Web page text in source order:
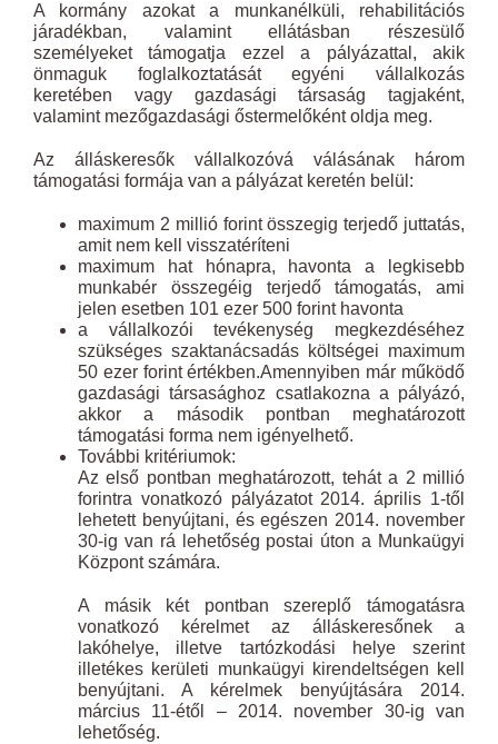
A kormány azokat a munkanélküli, rehabilitációs
járadékban, valamint ellátásban részesülő
személyeket támogatja ezzel a pályázattal, akik
önmaguk foglalkoztatását egyéni vállalkozás
keretében vagy gazdasági társaság tagjaként,
valamint mezőgazdasági őstermelőként oldja meg.
Az álláskeresők vállalkozóvá válásának három
támogatási formája van a pályázat keretén belül:
maximum 2 millió forint összegig terjedő juttatás,
amit nem kell visszatéríteni
maximum hat hónapra, havonta a legkisebb
munkabér összegéig terjedő támogatás, ami
jelen esetben 101 ezer 500 forint havonta
a vállalkozói tevékenység megkezdéséhez
szükséges szaktanácsadás költségei maximum
50 ezer forint értékben.Amennyiben már működő
gazdasági társasághoz csatlakozna a pályázó,
akkor a második pontban meghatározott
támogatási forma nem igényelhető.
További kritériumok:
Az első pontban meghatározott, tehát a 2 millió
forintra vonatkozó pályázatot 2014. április 1-től
lehetett benyújtani, és egészen 2014. november
30-ig van rá lehetőség postai úton a Munkaügyi
Központ számára.
A másik két pontban szereplő támogatásra
vonatkozó kérelmet az álláskeresőnek a
lakóhelye, illetve tartózkodási helye szerint
illetékes kerületi munkaügyi kirendeltségen kell
benyújtani. A kérelmek benyújtására 2014.
március 11-étől – 2014. november 30-ig van
lehetőség.